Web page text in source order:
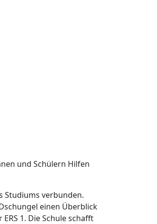
und Schülern Hilfen
Studiums verbunden.
einen Überblick
1. Die Schule schafft